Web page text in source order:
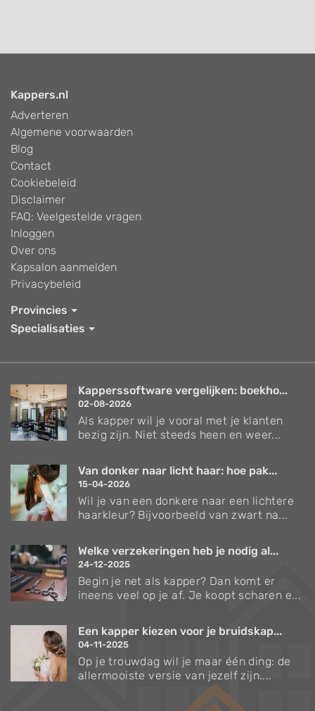
Kappers.nl
Adverteren
Algemene voorwaarden
Blog
Contact
Cookiebeleid
Disclaimer
FAQ: Veelgestelde vragen
Inloggen
Over ons
Kapsalon aanmelden
Privacybeleid
Provincies
Specialisaties
Kapperssoftware vergelijken: boekho...
02-08-2026
Als kapper wil je vooral met je klanten
bezig zijn. Niet steeds heen en weer...
Van donker naar licht haar: hoe pak...
15-04-2026
Wil je van een donkere naar een lichtere
haarkleur? Bijvoorbeeld van zwart na...
Welke verzekeringen heb je nodig al...
24-12-2025
Begin je net als kapper? Dan komt er
ineens veel op je af. Je koopt scharen e...
Een kapper kiezen voor je bruidskap...
04-11-2025
Op je trouwdag wil je maar één ding: de
allermooiste versie van jezelf zijn....